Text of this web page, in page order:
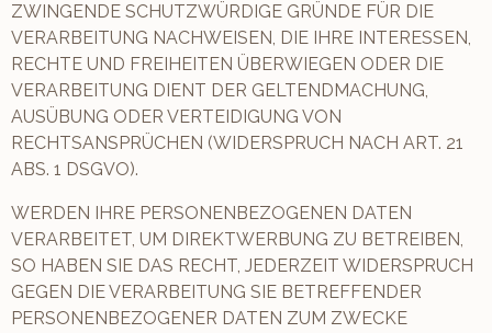
ZWINGENDE SCHUTZWÜRDIGE GRÜNDE FÜR DIE
VERARBEITUNG NACHWEISEN, DIE IHRE INTERESSEN,
RECHTE UND FREIHEITEN ÜBERWIEGEN ODER DIE
VERARBEITUNG DIENT DER GELTENDMACHUNG,
AUSÜBUNG ODER VERTEIDIGUNG VON
RECHTSANSPRÜCHEN (WIDERSPRUCH NACH ART. 21
ABS. 1 DSGVO).
WERDEN IHRE PERSONENBEZOGENEN DATEN
VERARBEITET, UM DIREKTWERBUNG ZU BETREIBEN,
SO HABEN SIE DAS RECHT, JEDERZEIT WIDERSPRUCH
GEGEN DIE VERARBEITUNG SIE BETREFFENDER
PERSONENBEZOGENER DATEN ZUM ZWECKE